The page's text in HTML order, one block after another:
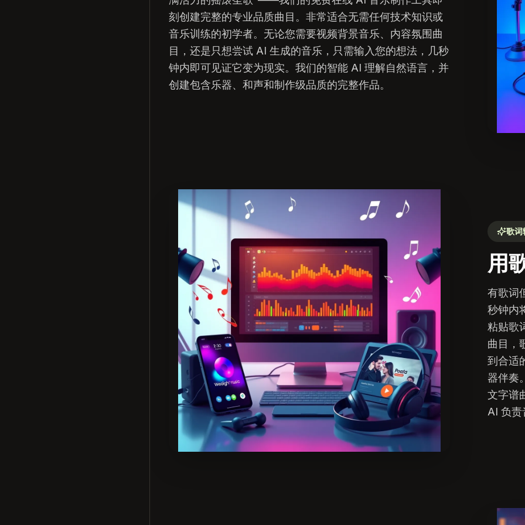
刻创建完整的专业品质曲目。非常适合无需任何技术知识或
音乐训练的初学者。无论您需要视频背景音乐、内容氛围曲
目，还是只想尝试 AI 生成的音乐，只需输入您的想法，几秒
钟内即可见证它变为现实。我们的智能 AI 理解自然语言，并
创建包含乐器、和声和制作级品质的完整作品。
歌词
用
有歌词
秒钟内
粘贴歌
曲目，
到合适
器伴奏
文字谱
AI 负责